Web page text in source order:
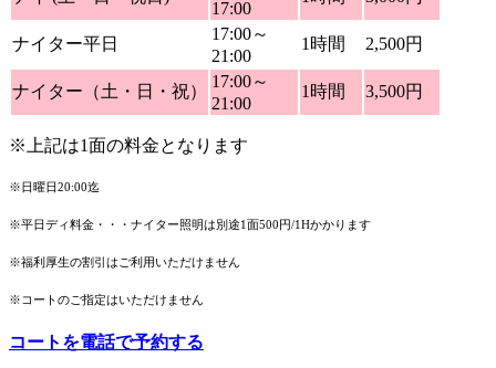
17:00
ナイター平日
17:00～
21:00
1時間 2,500円
ナイター（土・日・祝）
17:00～
21:00
1時間 3,500円
※上記は1面の料金となります
※日曜日20:00迄
※平日ディ料金・・・ナイター照明は別途1面500円/1Hかかります
※福利厚生の割引はご利用いただけません
※コートのご指定はいただけません
コートを電話で予約する